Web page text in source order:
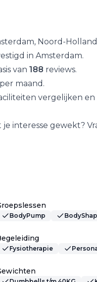
, Noord-Holland
in Amsterdam.
van 188 reviews.
per maand.
vergelijken
je interesse gewekt?
BodyPump
Fysiotherapie